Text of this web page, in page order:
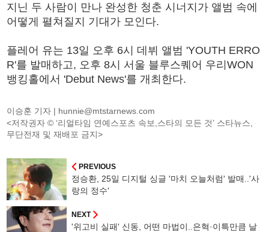
지닌 두 사람이 만나 완성한 청춘 시너지가 앨범 속에
어떻게 펼쳐질지 기대가 모인다.
플레어 유는 13일 오후 6시 데뷔 앨범 'YOUTH ERRO
R'를 발매하고, 오후 8시 서울 블루스퀘어 우리WON
뱅킹홀에서 'Debut News'를 개최한다.
이승훈 기자 | hunnie@mtstarnews.com
<저작권자 © ‘리얼타임 연예스포츠 속보,스타의 모든 것’ 스타뉴스,
무단전재 및 재배포 금지>
PREVIOUS
정승환, 25일 디지털 싱글 '마치 오늘처럼' 발매..'사
랑의 정수'
NEXT
'위고비 실패' 신동, 어떤 마법이..은혁·이특만큼 날